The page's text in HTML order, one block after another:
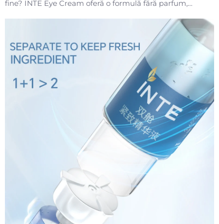
fine? INTE Eye Cream oferă o formulă fără parfum,
întări. Vedeți rezultate vizibile cu o îngrijire blândă,